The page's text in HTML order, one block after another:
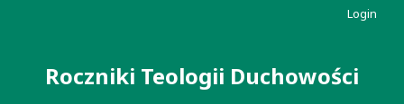
Roczniki Teologii Duchowości
Login